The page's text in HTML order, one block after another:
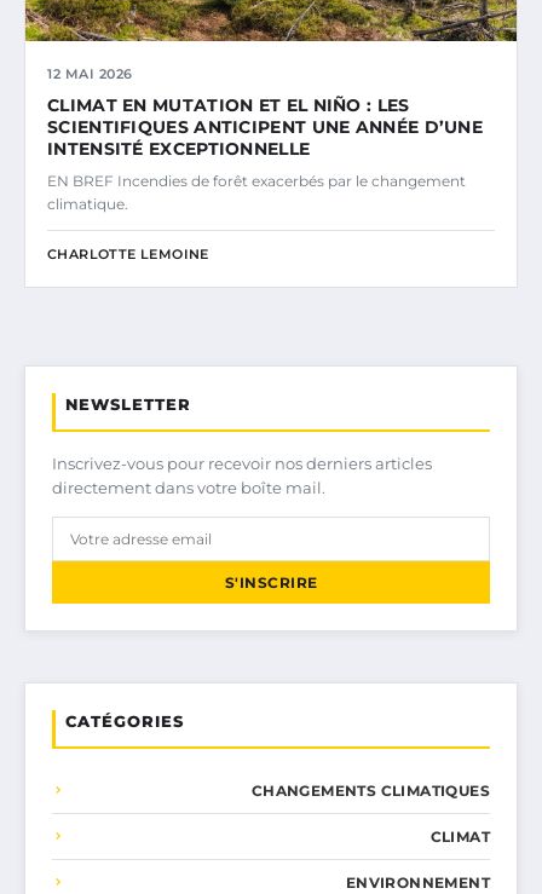
12 MAI 2026
CLIMAT EN MUTATION ET EL NIÑO : LES
SCIENTIFIQUES ANTICIPENT UNE ANNÉE D’UNE
INTENSITÉ EXCEPTIONNELLE
EN BREF Incendies de forêt exacerbés par le changement
climatique.
CHARLOTTE LEMOINE
NEWSLETTER
Inscrivez-vous pour recevoir nos derniers articles
directement dans votre boîte mail.
S'INSCRIRE
CATÉGORIES
CHANGEMENTS CLIMATIQUES
CLIMAT
ENVIRONNEMENT